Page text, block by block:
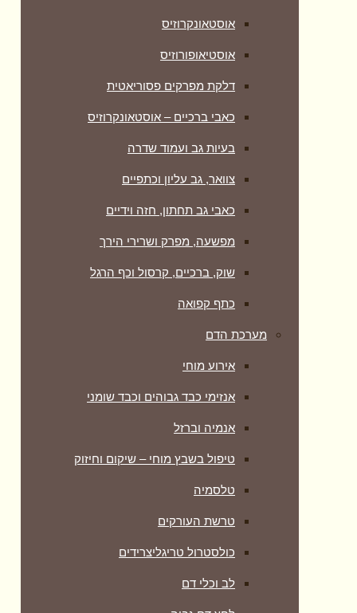
אוסטאונקרוזיס
אוסטיאופורוזיס
דלקת מפרקים פסוריאטית
כאבי ברכיים – אוסטאונקרוזיס
בעיות גב ועמוד שדרה
צוואר, גב עליון וכתפיים
כאבי גב תחתון, חזה וידיים
מפשעה, מפרק ושרירי הירך
שוק, ברכיים, קרסול וכף הרגל
כתף קפואה
מערכת הדם
אירוע מוחי
אנזימי כבד גבוהים וכבד שומני
אנמיה וברזל
טיפול בשבץ מוחי – שיקום וחיזוק
טלסמיה
טרשת העורקים
כולסטרול טריגליצרידים
לב וכלי דם